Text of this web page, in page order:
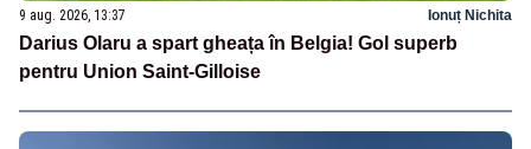
9 aug. 2026, 13:37 Ionuț Nichita
Darius Olaru a spart gheața în Belgia! Gol superb
pentru Union Saint-Gilloise